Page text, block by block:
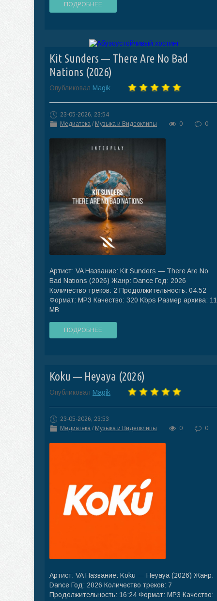
ПОДРОБНЕЕ
Kit Sunders — There Are No Bad
Nations (2026)
Опубликовал Magik
23-05-2026, 23:54
Медиатека / Музыка и Видеоклипы 0 0
Артист: VA Название: Kit Sunders — There Are No
Bad Nations (2026) Жанр: Dance Год: 2026
Количество треков: 2 Продолжительность: 04:52
Формат: MP3 Качество: 320 Kbps Размер архива: 11
MB
ПОДРОБНЕЕ
Koku — Heyaya (2026)
Опубликовал Magik
23-05-2026, 23:53
Медиатека / Музыка и Видеоклипы 0 0
Артист: VA Название: Koku — Heyaya (2026) Жанр:
Dance Год: 2026 Количество треков: 7
Продолжительность: 16:24 Формат: MP3 Качество: